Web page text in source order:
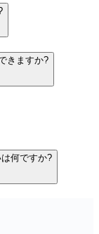
きますか?
何ですか?